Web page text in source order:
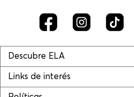
Descubre ELA
Links de interés